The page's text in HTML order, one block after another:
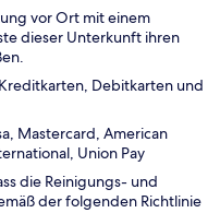
vor Ort mit einem
dieser Unterkunft ihren
Debitkarten und
Mastercard, American
Union Pay
die Reinigungs- und
der folgenden Richtlinie